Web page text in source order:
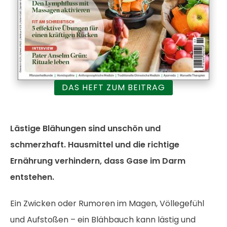
DAS HEFT ZUM BEITRAG
Lästige Blähungen sind unschön und
schmerzhaft. Hausmittel und die richtige
Ernährung verhindern, dass Gase im Darm
entstehen.
Ein Zwicken oder Rumoren im Magen, Völlegefühl
und Aufstoßen – ein Blähbauch kann lästig und